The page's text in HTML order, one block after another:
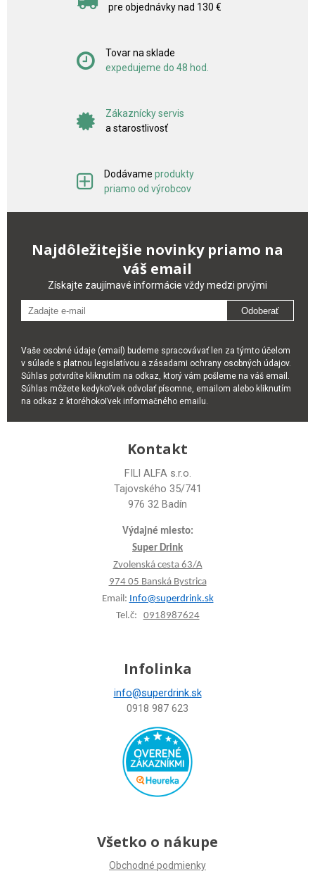
pre objednávky nad 130 €
Tovar na sklade
expedujeme do 48 hod.
Zákaznícky servis
a starostlivosť
Dodávame produkty
priamo od výrobcov
Najdôležitejšie novinky priamo na
váš email
Získajte zaujímavé informácie vždy medzi prvými
Odoberať
Vaše osobné údaje (email) budeme spracovávať len za týmto účelom
v súlade s platnou legislatívou a zásadami ochrany osobných údajov.
Súhlas potvrdíte kliknutím na odkaz, ktorý vám pošleme na váš email.
Súhlas môžete kedykoľvek odvolať písomne, emailom alebo kliknutím
na odkaz z ktoréhokoľvek informačného emailu.
Kontakt
FILI ALFA s.r.o.
Tajovského 35/741
976 32 Badín
Výdajné miesto:
Super Drink
Zvolenská cesta 63/A
974 05 Banská Bystrica
Email: Info@superdrink.sk
Tel.č: 0918987624
Infolinka
info@superdrink.sk
0918 987 623
Všetko o nákupe
Obchodné podmienky